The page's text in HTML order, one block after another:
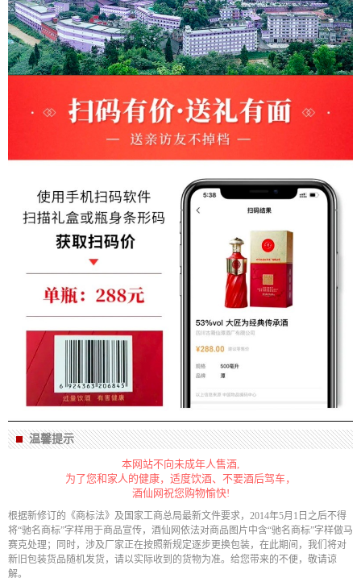
温馨提示
本网站不向未成年人售酒,
为了您和家人的健康，适度饮酒、不要酒后驾车，
酒仙网祝您购物愉快!
根据新修订的《商标法》及国家工商总局最新文件要求，2014年5月1日之后不得
将“驰名商标”字样用于商品宣传，酒仙网依法对商品图片中含“驰名商标”字样做马
赛克处理；同时，涉及厂家正在按照新规定逐步更换包装，在此期间，我们将对
新旧包装货品随机发货，请以实际收到的货物为准。给您带来的不便，敬请谅
解。